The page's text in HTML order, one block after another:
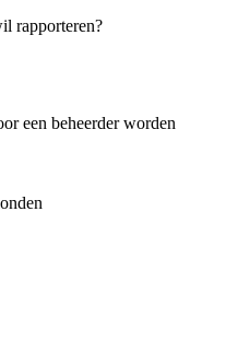
rapporteren?
een beheerder worden